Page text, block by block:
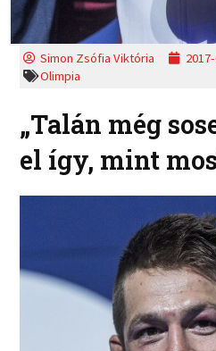
Simon Zsófia Viktória
Olimpia
„Talán még
el így, mint